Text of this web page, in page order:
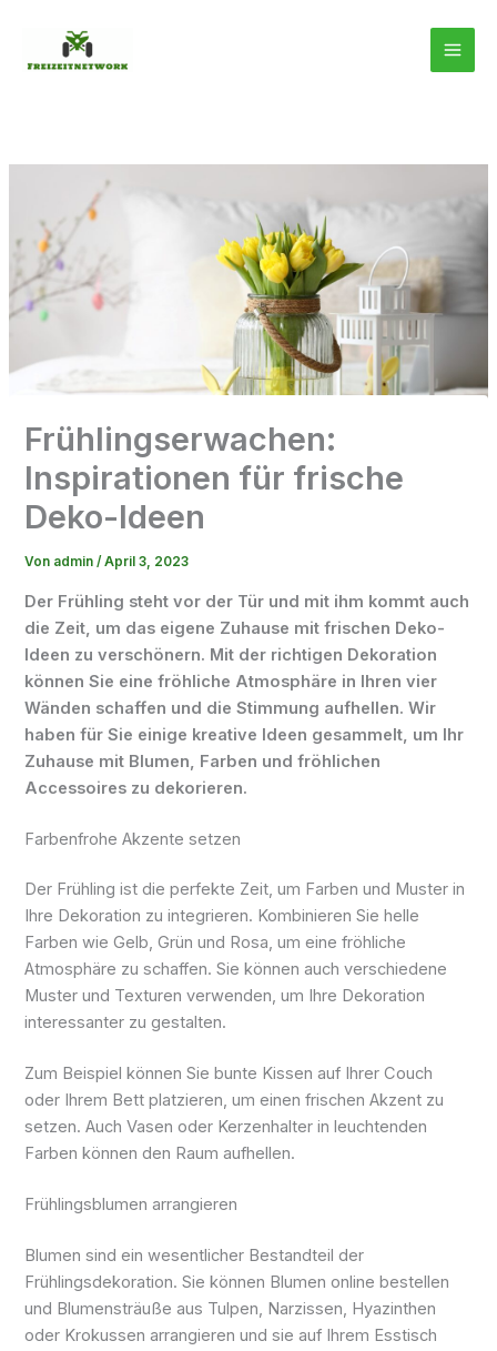
springen
Frühlingserwachen:
Inspirationen für frische
Deko-Ideen
Von admin/April 3, 2023
Der Frühling steht vor der Tür und mit ihm kommt auch
die Zeit, um das eigene Zuhause mit frischen Deko-
Ideen zu verschönern. Mit der richtigen Dekoration
können Sie eine fröhliche Atmosphäre in Ihren vier
Wänden schaffen und die Stimmung aufhellen. Wir
haben für Sie einige kreative Ideen gesammelt, um Ihr
Zuhause mit Blumen, Farben und fröhlichen
Accessoires zu dekorieren.
Farbenfrohe Akzente setzen
Der Frühling ist die perfekte Zeit, um Farben und Muster in
Ihre Dekoration zu integrieren. Kombinieren Sie helle
Farben wie Gelb, Grün und Rosa, um eine fröhliche
Atmosphäre zu schaffen. Sie können auch verschiedene
Muster und Texturen verwenden, um Ihre Dekoration
interessanter zu gestalten.
Zum Beispiel können Sie bunte Kissen auf Ihrer Couch
oder Ihrem Bett platzieren, um einen frischen Akzent zu
setzen. Auch Vasen oder Kerzenhalter in leuchtenden
Farben können den Raum aufhellen.
Frühlingsblumen arrangieren
Blumen sind ein wesentlicher Bestandteil der
Frühlingsdekoration. Sie können Blumen online bestellen
und Blumensträuße aus Tulpen, Narzissen, Hyazinthen
oder Krokussen arrangieren und sie auf Ihrem Esstisch